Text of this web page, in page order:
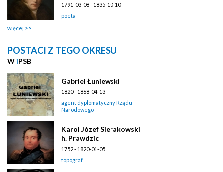
1791-03-08 - 1835-10-10
poeta
więcej
POSTACI Z TEGO OKRESU
W iPSB
Gabriel Łuniewski
1820 - 1868-04-13
agent dyplomatyczny Rządu
Narodowego
Karol Józef Sierakowski
h. Prawdzic
1752 - 1820-01-05
topograf